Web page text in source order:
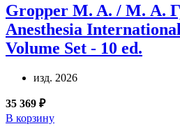
Gropper M. A. / М. А.
Anesthesia
Volume Set - 10 ed.
изд. 2026
35 369 ₽
В корзину